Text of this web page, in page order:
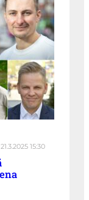
21.3.2025 15:30